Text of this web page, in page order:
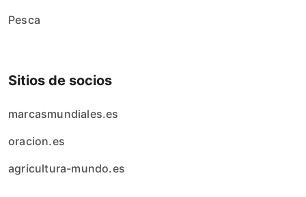
Pesca
Sitios de socios
marcasmundiales.es
oracion.es
agricultura-mundo.es